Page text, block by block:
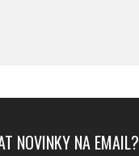
NOVINKY NA EMAIL?